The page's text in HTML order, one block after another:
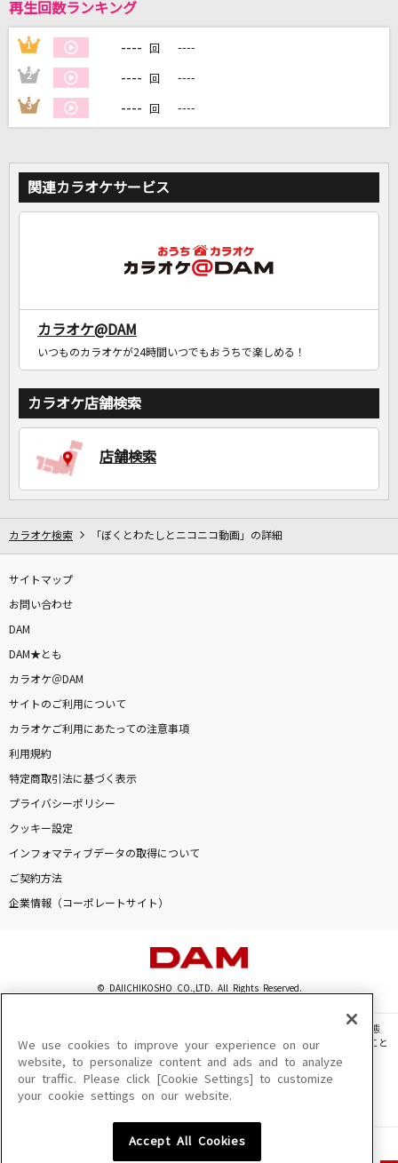
再生回数ランキング
1 ---- 回 ----
2 ---- 回 ----
3 ---- 回 ----
関連カラオケサービス
カラオケ@DAM
いつものカラオケが24時間いつでもおうちで楽しめる！
カラオケ店舗検索
店舗検索
カラオケ検索 「ぼくとわたしとニコニコ動画」の詳細
サイトマップ
お問い合わせ
DAM
DAM★とも
カラオケ＠DAM
サイトのご利用について
カラオケご利用にあたっての注意事項
利用規約
特定商取引法に基づく表示
プライバシーポリシー
クッキー設定
インフォマティブデータの取得について
ご契約方法
企業情報（コーポレートサイト）
© DAIICHIKOSHO CO.,LTD. All Rights Reserved.
このサイトに掲載されている一切の文章・画像・写真・動画・音声等を、手段や形態
を問わず、著作権法の定める範囲を超えて無断で複製、転載、ファイル化などすること
を禁じます。
楽曲及びコンテンツは、機種によりご利用いただけない場合があります。
楽曲及びコンテンツの配信日、配信内容が変更になる場合があります。
We use cookies to improve your experience on our
website, to personalize content and ads and to analyze
our traffic. Please click [Cookie Settings] to customize
your cookie settings on our website.
Accept All Cookies